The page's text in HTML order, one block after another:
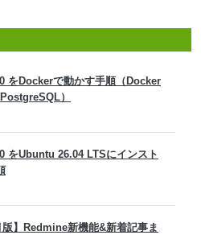
をDockerで動かす手順（Docker
）
をUbuntu 26.04 LTSにインスト
版】Redmine新機能&新着記事ま